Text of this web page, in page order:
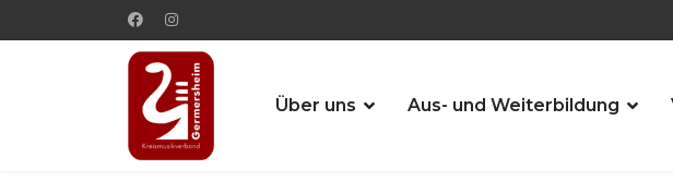
Über uns Aus- und Weiterbildung